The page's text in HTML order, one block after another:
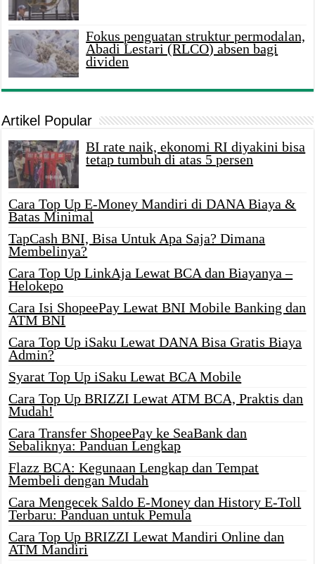
Fokus penguatan struktur permodalan,
Abadi Lestari (RLCO) absen bagi
dividen
Artikel Popular
BI rate naik, ekonomi RI diyakini bisa
tetap tumbuh di atas 5 persen
Cara Top Up E-Money Mandiri di DANA Biaya &
Batas Minimal
TapCash BNI, Bisa Untuk Apa Saja? Dimana
Membelinya?
Cara Top Up LinkAja Lewat BCA dan Biayanya –
Helokepo
Cara Isi ShopeePay Lewat BNI Mobile Banking dan
ATM BNI
Cara Top Up iSaku Lewat DANA Bisa Gratis Biaya
Admin?
Syarat Top Up iSaku Lewat BCA Mobile
Cara Top Up BRIZZI Lewat ATM BCA, Praktis dan
Mudah!
Cara Transfer ShopeePay ke SeaBank dan
Sebaliknya: Panduan Lengkap
Flazz BCA: Kegunaan Lengkap dan Tempat
Membeli dengan Mudah
Cara Mengecek Saldo E-Money dan History E-Toll
Terbaru: Panduan untuk Pemula
Cara Top Up BRIZZI Lewat Mandiri Online dan
ATM Mandiri